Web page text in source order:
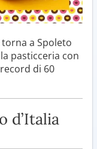
a Spoleto
pasticceria con
di 60
d’Italia